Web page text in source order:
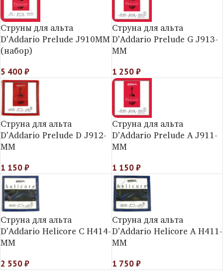
Струны для альта
D’Addario Prelude J910MM
(набор)
5 400₽
Струна для альта
D’Addario Prelude G J913-
MM
1 250₽
Струна для альта
D’Addario Prelude D J912-
MM
1 150₽
Струна для альта
D’Addario Prelude A J911-
MM
1 150₽
Струна для альта
D’Addario Helicorе C H414-
MM
2 550₽
Струна для альта
D’Addario Helicorе A H411-
MM
1 750₽